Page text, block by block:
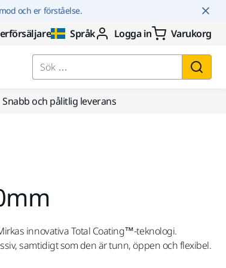
och er förståelse.
Språk Logga in Varukorg
Sök …
Snabb och pålitlig leverans
innovativa Total Coating™-teknologi.
samtidigt som den är tunn, öppen och flexibel.